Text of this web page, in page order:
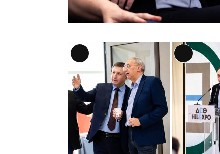
Αναλυτική
Περιγραφή
Αναλυτική
Περιγραφή